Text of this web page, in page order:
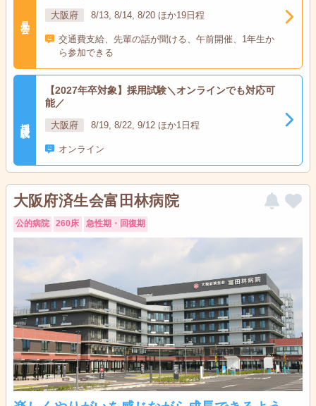
大阪府 8/13, 8/14, 8/20 ほか19日程
交通費支給、先輩の話が聞ける、午前開催、1年生か
ら参加できる
【2027年卒対象】採用試験＼オンラインでも対応可
能／
大阪府 8/19, 8/22, 9/12 ほか1日程
オンライン
大阪府済生会富田林病院
公的病院 260床 急性期・回復期